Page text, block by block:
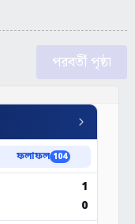
পরবর্তী পৃষ্ঠা